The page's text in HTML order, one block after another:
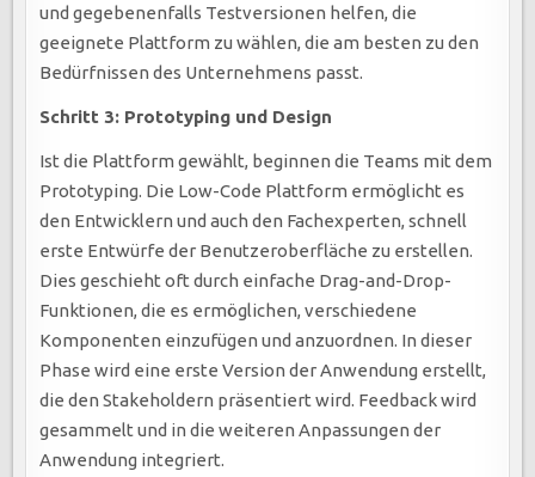
und gegebenenfalls Testversionen helfen, die
geeignete Plattform zu wählen, die am besten zu den
Bedürfnissen des Unternehmens passt.
Schritt 3: Prototyping und Design
Ist die Plattform gewählt, beginnen die Teams mit dem
Prototyping. Die Low-Code Plattform ermöglicht es
den Entwicklern und auch den Fachexperten, schnell
erste Entwürfe der Benutzeroberfläche zu erstellen.
Dies geschieht oft durch einfache Drag-and-Drop-
Funktionen, die es ermöglichen, verschiedene
Komponenten einzufügen und anzuordnen. In dieser
Phase wird eine erste Version der Anwendung erstellt,
die den Stakeholdern präsentiert wird. Feedback wird
gesammelt und in die weiteren Anpassungen der
Anwendung integriert.